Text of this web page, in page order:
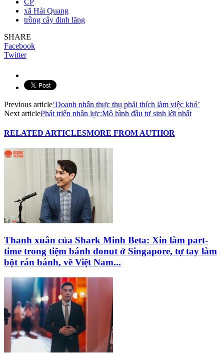
xã Hải Quang
trồng cây đinh lăng
SHARE
Facebook
Twitter
Previous article‘Doanh nhân thực thụ phải thích làm việc khó’
Next articlePhát triển nhân lực:Mô hình đầu tư sinh lời nhất
RELATED ARTICLESMORE FROM AUTHOR
Thanh xuân của Shark Minh Beta: Xin làm part-
time trong tiệm bánh donut ở Singapore, tự tay làm
bột rán bánh, về Việt Nam...